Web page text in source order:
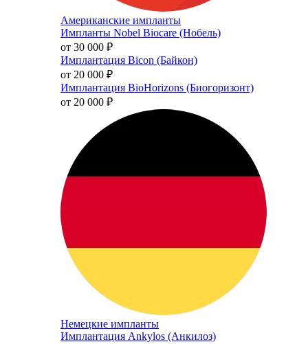
Американские импланты
Импланты Nobel Biocare (Нобель)
от 30 000 ₽
Имплантация Bicon (Байкон)
от 20 000 ₽
Имплантация BioHorizons (Биогоризонт)
от 20 000 ₽
Немецкие импланты
Имплантация Ankylos (Анкилоз)